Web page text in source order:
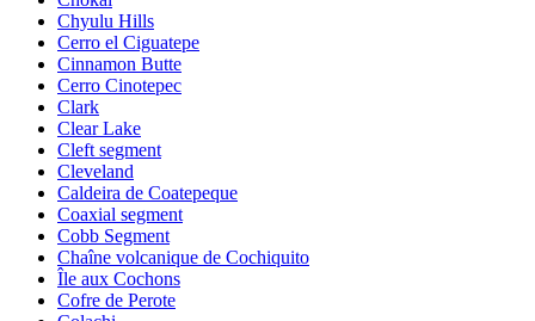
Chyulu Hills
Cerro el Ciguatepe
Cinnamon Butte
Cerro Cinotepec
Clark
Clear Lake
Cleft segment
Cleveland
Caldeira de Coatepeque
Coaxial segment
Cobb Segment
Chaîne volcanique de Cochiquito
Île aux Cochons
Cofre de Perote